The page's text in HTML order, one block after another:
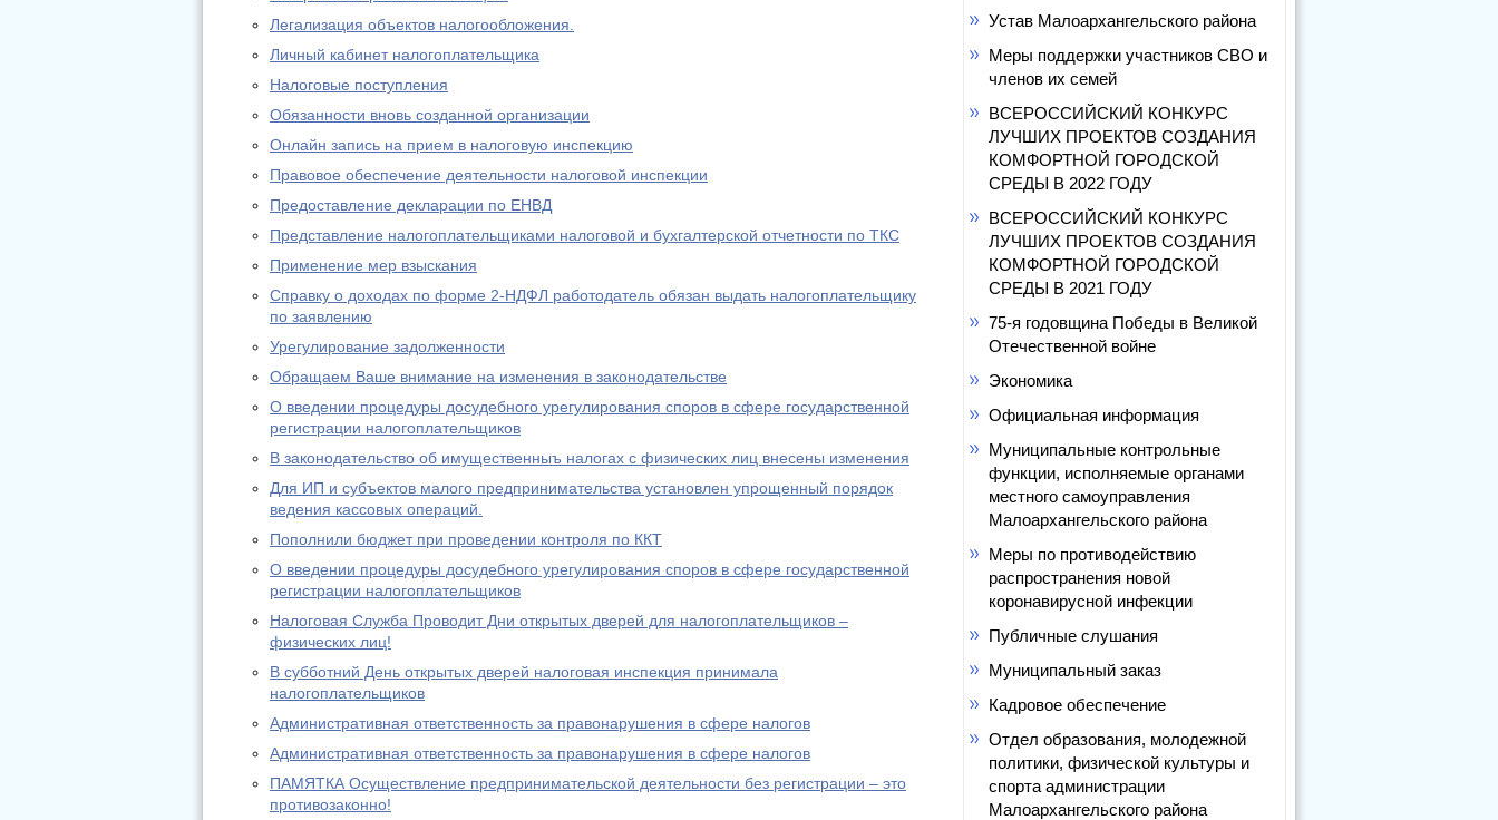
Легализация объектов налогообложения.
Личный кабинет налогоплательщика
Налоговые поступления
Обязанности вновь созданной организации
Онлайн запись на прием в налоговую инспекцию
Правовое обеспечение деятельности налоговой инспекции
Предоставление декларации по ЕНВД
Представление налогоплательщиками налоговой и бухгалтерской отчетности по ТКС
Применение мер взыскания
Справку о доходах по форме 2-НДФЛ работодатель обязан выдать налогоплательщику
по заявлению
Урегулирование задолженности
Обращаем Ваше внимание на изменения в законодательстве
О введении процедуры досудебного урегулирования споров в сфере государственной
регистрации налогоплательщиков
В законодательство об имущественныъ налогах с физических лиц внесены изменения
Для ИП и субъектов малого предпринимательства установлен упрощенный порядок
ведения кассовых операций.
Пополнили бюджет при проведении контроля по ККТ
О введении процедуры досудебного урегулирования споров в сфере государственной
регистрации налогоплательщиков
Налоговая Служба Проводит Дни открытых дверей для налогоплательщиков –
физических лиц!
В субботний День открытых дверей налоговая инспекция принимала
налогоплательщиков
Административная ответственность за правонарушения в сфере налогов
Административная ответственность за правонарушения в сфере налогов
ПАМЯТКА Осуществление предпринимательской деятельности без регистрации – это
противозаконно!
Устав Малоархангельского района
Меры поддержки участников СВО и
членов их семей
ВСЕРОССИЙСКИЙ КОНКУРС
ЛУЧШИХ ПРОЕКТОВ СОЗДАНИЯ
КОМФОРТНОЙ ГОРОДСКОЙ
СРЕДЫ В 2022 ГОДУ
ВСЕРОССИЙСКИЙ КОНКУРС
ЛУЧШИХ ПРОЕКТОВ СОЗДАНИЯ
КОМФОРТНОЙ ГОРОДСКОЙ
СРЕДЫ В 2021 ГОДУ
75-я годовщина Победы в Великой
Отечественной войне
Экономика
Официальная информация
Муниципальные контрольные
функции, исполняемые органами
местного самоуправления
Малоархангельского района
Меры по противодействию
распространения новой
коронавирусной инфекции
Публичные слушания
Муниципальный заказ
Кадровое обеспечение
Отдел образования, молодежной
политики, физической культуры и
спорта администрации
Малоархангельского района